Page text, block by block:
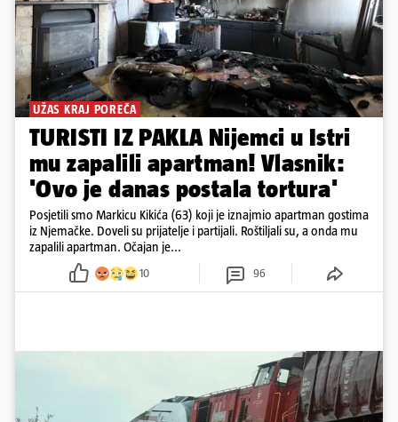
UŽAS KRAJ POREČA
TURISTI IZ PAKLA Nijemci u Istri
mu zapalili apartman! Vlasnik:
'Ovo je danas postala tortura'
Posjetili smo Markicu Kikića (63) koji je iznajmio apartman gostima
iz Njemačke. Doveli su prijatelje i partijali. Roštiljali su, a onda mu
zapalili apartman. Očajan je...
10 96